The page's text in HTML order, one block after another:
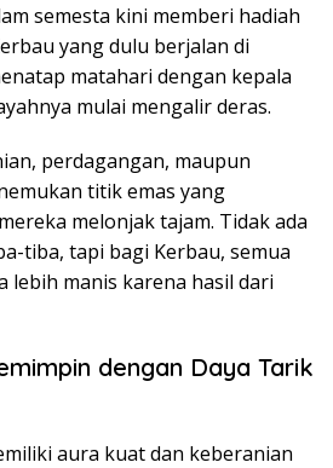
semesta kini memberi hadiah
yang dulu berjalan di
matahari dengan kepala
mulai mengalir deras.
perdagangan, maupun
titik emas yang
melonjak tajam. Tidak ada
tiba, tapi bagi Kerbau, semua
lebih manis karena hasil dari
dengan Daya Tarik
aura kuat dan keberanian